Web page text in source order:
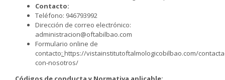
Contacto:
Teléfono: 946793992
Dirección de correo electrónico:
administracion@oftabilbao.com
Formulario online de
contacto: https://vistainstitutoftalmologicobilbao.com/
con-nosotros/